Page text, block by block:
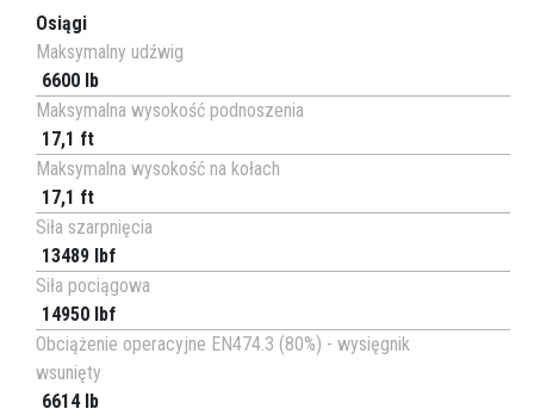
Osiągi
Maksymalny udźwig
6600 lb
Maksymalna wysokość podnoszenia
17,1 ft
Maksymalna wysokość na kołach
17,1 ft
Siła szarpnięcia
13489 lbf
Siła pociągowa
14950 lbf
Obciążenie operacyjne EN474.3 (80%) - wysięgnik
wsunięty
6614 lb